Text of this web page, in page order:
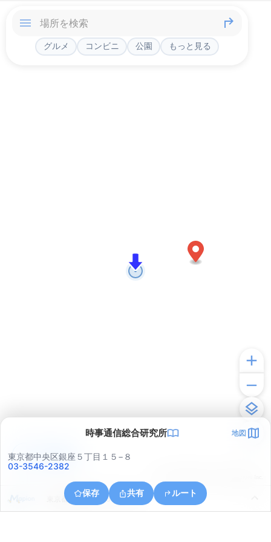
グルメ コンビニ 公園 もっと見る
時事通信総合研究所 地図
東京都中央区銀座５丁目１５−８
03-3546-2382
保存 共有 ルート
東京都港区六本木３丁目１０
アプリで見る